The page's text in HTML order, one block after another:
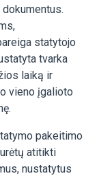
statytojo
tvarka
laiką ir
vieno įgalioto
pakeitimo
atitikti
nustatytus